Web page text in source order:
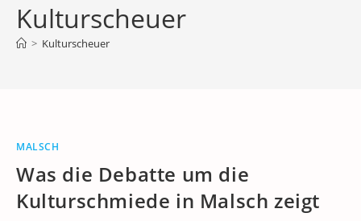
Kulturscheuer
> Kulturscheuer
MALSCH
Was die Debatte um die
Kulturschmiede in Malsch zeigt